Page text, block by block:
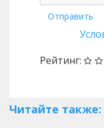
Отправить
Рейтинг:
Читайте также: